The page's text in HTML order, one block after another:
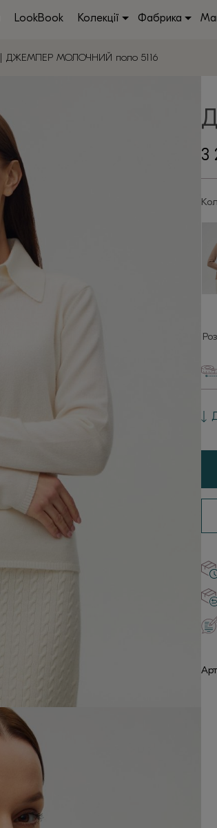
LookBook Колекції Фабрика
| ДЖЕМПЕР МОЛОЧНИЙ поло 5116
3